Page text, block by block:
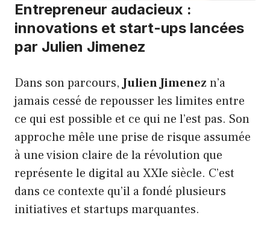
Entrepreneur audacieux :
innovations et start-ups lancées
par Julien Jimenez
Dans son parcours,Julien Jimenez n’a
jamais cessé de repousser les limites entre
ce qui est possible et ce qui ne l’est pas. Son
approche mêle une prise de risque assumée
à une vision claire de la révolution que
représente le digital au XXIe siècle. C’est
dans ce contexte qu’il a fondé plusieurs
initiatives et startups marquantes.